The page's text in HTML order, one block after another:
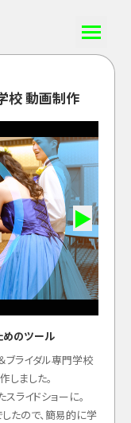
校動画制作
▶
めのツール
ブライダル専門学校
しました。
ライドショーに。
たので、簡易的に学